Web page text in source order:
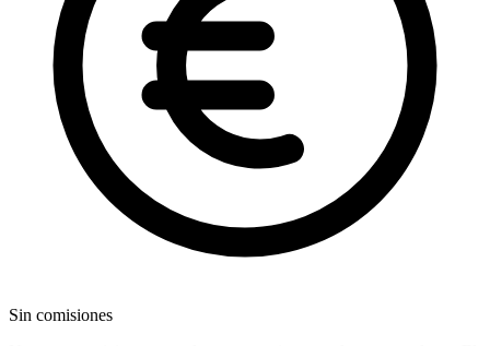
Sin comisiones